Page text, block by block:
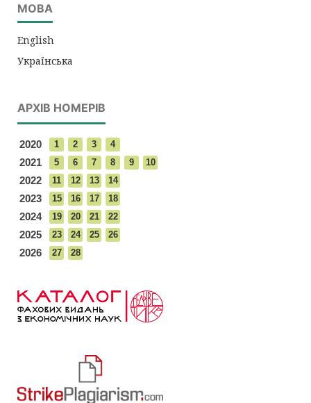
МОВА
English
Українська
АРХІВ НОМЕРІВ
2020 1 2 3 4
2021 5 6 7 8 9 10
2022 11 12 13 14
2023 15 16 17 18
2024 19 20 21 22
2025 23 24 25 26
2026 27 28